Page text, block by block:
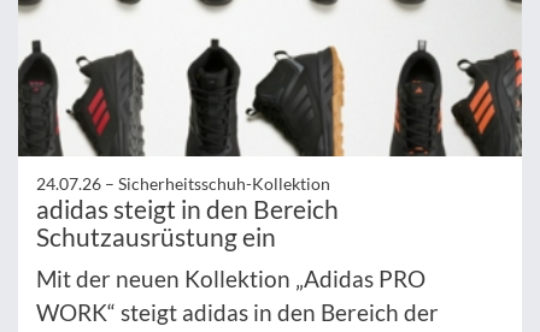
24.07.26 – Sicherheitsschuh-Kollektion
adidas steigt in den Bereich
Schutzausrüstung ein
Mit der neuen Kollektion „Adidas PRO
WORK“ steigt adidas in den Bereich der